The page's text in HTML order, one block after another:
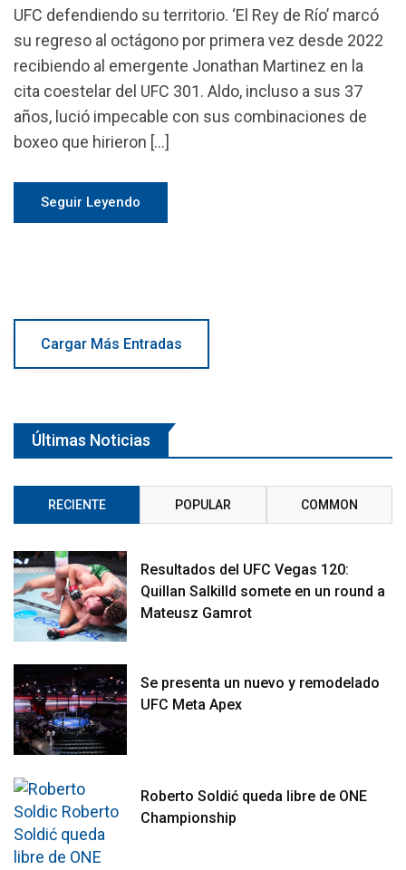
UFC defendiendo su territorio. ‘El Rey de Río’ marcó
su regreso al octágono por primera vez desde 2022
recibiendo al emergente Jonathan Martinez en la
cita coestelar del UFC 301. Aldo, incluso a sus 37
años, lució impecable con sus combinaciones de
boxeo que hirieron […]
Seguir Leyendo
Cargar Más Entradas
Últimas Noticias
RECIENTE POPULAR COMMON
Resultados del UFC Vegas 120:
Quillan Salkilld somete en un round a
Mateusz Gamrot
Se presenta un nuevo y remodelado
UFC Meta Apex
Roberto Soldić queda libre de ONE
Championship